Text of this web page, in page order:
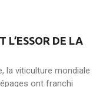
L’ESSOR DE LA
la viticulture mondiale
ont franchi